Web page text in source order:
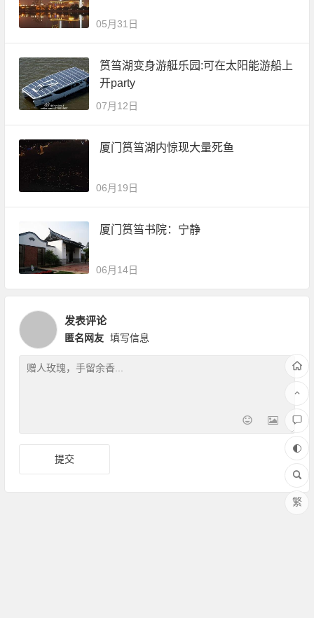
05月31日
筼筜湖变身游艇乐园:可在太阳能游船上
开party
07月12日
厦门筼筜湖内惊现大量死鱼
06月19日
厦门筼筜书院：宁静
06月14日
发表评论
匿名网友 填写信息
繁